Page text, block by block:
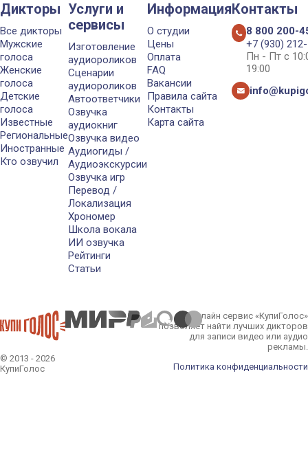
Дикторы
Все дикторы
Мужские
голоса
Женские
голоса
Детские
голоса
Известные
Региональные
Иностранные
Кто озвучил
Услуги и
сервисы
Изготовление
аудиороликов
Сценарии
аудиороликов
Автоответчики
Озвучка
аудиокниг
Озвучка видео
Аудиогиды /
Аудиоэкскурсии
Озвучка игр
Перевод /
Локализация
Хрономер
Школа вокала
ИИ озвучка
Рейтинги
Статьи
Информация
О студии
Цены
Оплата
FAQ
Вакансии
Правила сайта
Контакты
Карта сайта
Контакты
8 800 200-
+7 (930)
Пн - Пт с
19:00
© 2013 - 2026
КупиГолос
Онлайн сервис «КупиГолос»
позволяет найти лучших дикторов
для записи видео или аудио
рекламы.
Политика конфиденциальности